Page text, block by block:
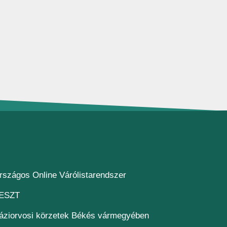
Online Várólistarendszer(új ablakban nyílik meg)
(új ablakban nyílik meg)
körzetek Békés vármegyében